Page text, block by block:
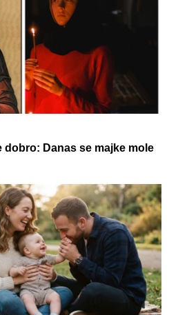
dobro: Danas se majke mole